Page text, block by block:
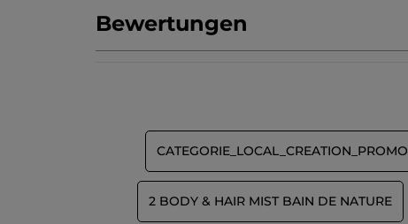
Bewertungen
BEWERTUNG VERFASSEN
CATEGORIE_LOCAL_CREATION_PROMO
2 BODY & HAIR MIST BAIN DE NATURE